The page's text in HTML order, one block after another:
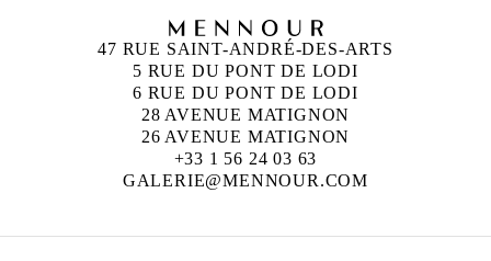
47 RUE SAINT-ANDRÉ-DES-ARTS
5 RUE DU PONT DE LODI
6 RUE DU PONT DE LODI
28 AVENUE MATIGNON
26 AVENUE MATIGNON
+33 1 56 24 03 63
GALERIE@MENNOUR.COM